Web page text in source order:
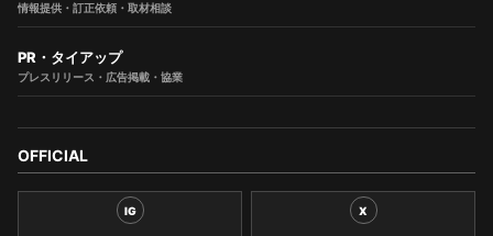
情報提供・訂正依頼・取材相談
PR・タイアップ
プレスリリース・広告掲載・協業
OFFICIAL
IG X